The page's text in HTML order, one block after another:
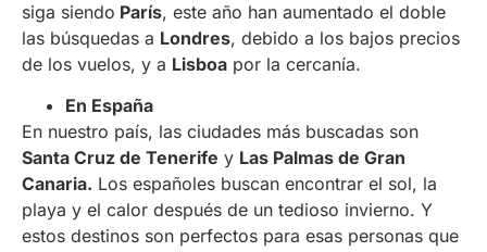
siga siendo París, este año han aumentado el doble
las búsquedas a Londres, debido a los bajos precios
de los vuelos, y a Lisboa por la cercanía.
En España
En nuestro país, las ciudades más buscadas son
Santa Cruz de Tenerife y Las Palmas de Gran
Canaria. Los españoles buscan encontrar el sol, la
playa y el calor después de un tedioso invierno. Y
estos destinos son perfectos para esas personas que